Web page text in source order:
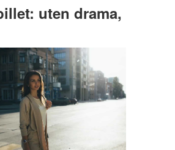
uten drama,